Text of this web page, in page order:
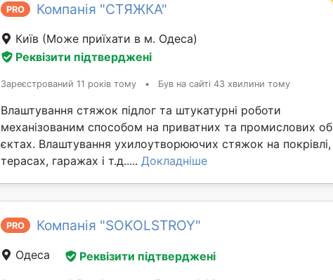
PRO Компанія "СТЯЖКА"
Київ (Може приїхати в м. Одеса)
Реквізити підтверджені
Зареєстрований 11 років тому • Був на сайті 43 хвилини тому
Влаштування стяжок підлог та штукатурні роботи
механізованим способом на приватних та промислових об
єктах. Влаштування ухилоутворюючих стяжок на покрівлі,
терасах, гаражах і т.д..... Докладніше
PRO Компанія "SOKOLSTROY"
Одеса Реквізити підтверджені